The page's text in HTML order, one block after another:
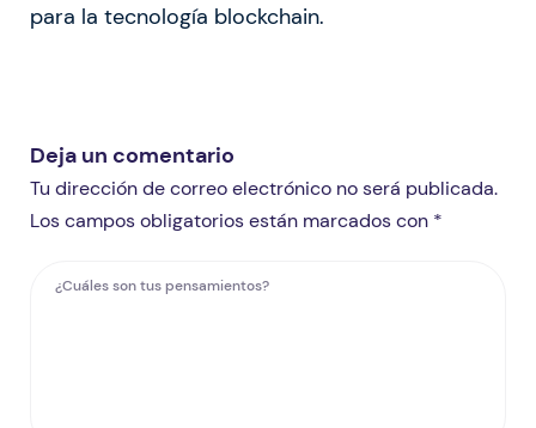
para la tecnología blockchain.
Deja un comentario
Tu dirección de correo electrónico no será publicada.
Los campos obligatorios están marcados con *